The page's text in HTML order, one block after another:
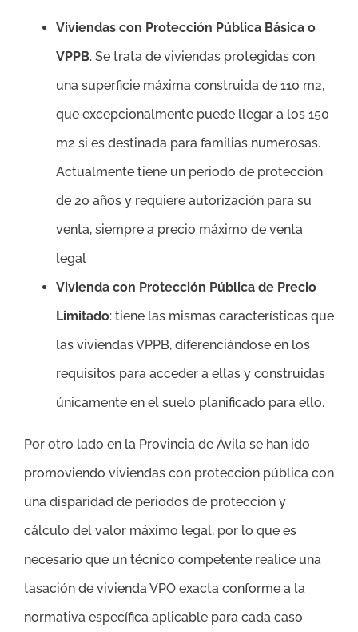
Viviendas con Protección Pública Básica o
VPPB. Se trata de viviendas protegidas con
una superficie máxima construida de 110 m2,
que excepcionalmente puede llegar a los 150
m2 si es destinada para familias numerosas.
Actualmente tiene un periodo de protección
de 20 años y requiere autorización para su
venta, siempre a precio máximo de venta
legal
Vivienda con Protección Pública de Precio
Limitado: tiene las mismas características que
las viviendas VPPB, diferenciándose en los
requisitos para acceder a ellas y construidas
únicamente en el suelo planificado para ello.
Por otro lado en la Provincia de Ávila se han ido
promoviendo viviendas con protección pública con
una disparidad de periodos de protección y
cálculo del valor máximo legal, por lo que es
necesario que un técnico competente realice una
tasación de vivienda VPO exacta conforme a la
normativa específica aplicable para cada caso